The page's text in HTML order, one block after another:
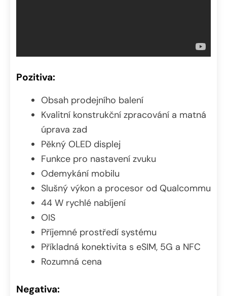
Pozitiva:
Obsah prodejního balení
Kvalitní konstrukční zpracování a matná
úprava zad
Pěkný OLED displej
Funkce pro nastavení zvuku
Odemykání mobilu
Slušný výkon a procesor od Qualcommu
44 W rychlé nabíjení
OIS
Příjemné prostředí systému
Příkladná konektivita s eSIM, 5G a NFC
Rozumná cena
Negativa: